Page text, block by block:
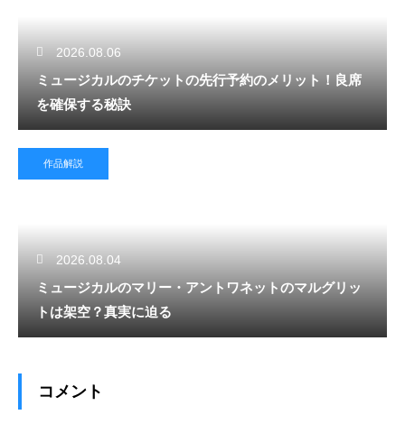
2026.08.06
ミュージカルのチケットの先行予約のメリット！良席
を確保する秘訣
作品解説
2026.08.04
ミュージカルのマリー・アントワネットのマルグリッ
トは架空？真実に迫る
コメント